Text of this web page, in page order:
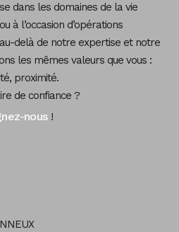
dans les domaines de la vie
à l’occasion d’opérations
delà de notre expertise et notre
les mêmes valeurs que vous :
proximité.
de confiance ?
nous!